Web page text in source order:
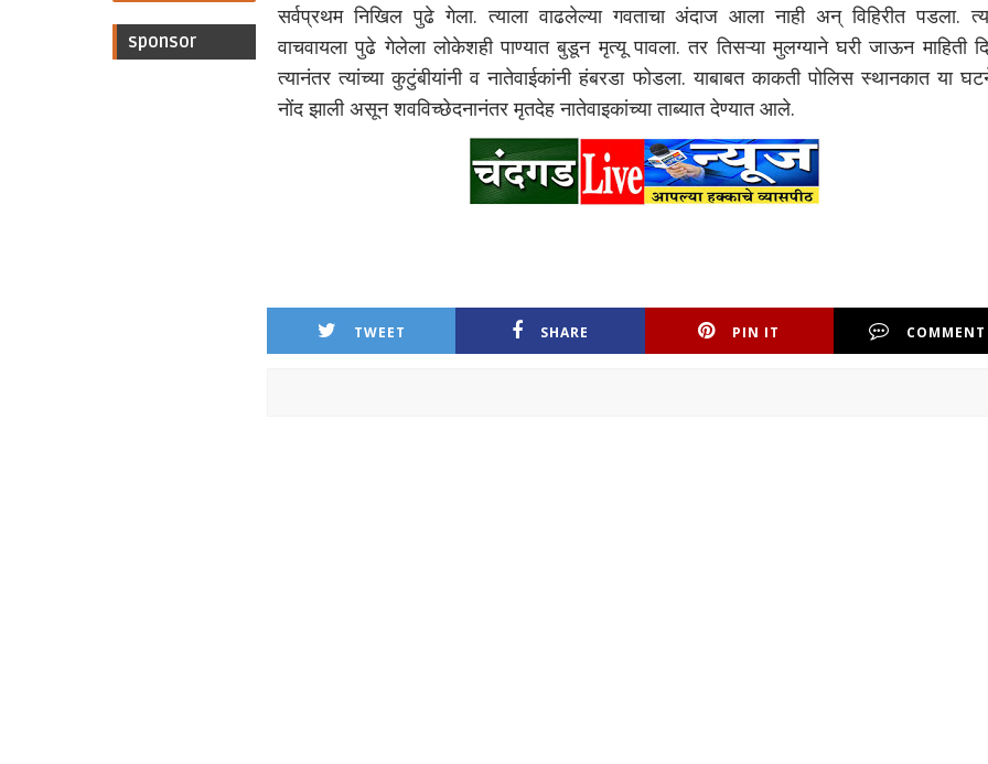
sponsor
सर्वप्रथम निखिल पुढे गेला. त्याला वाढलेल्या गवताचा अंदाज आला नाही अन् विहिरीत पडला.
वाचवायला पुढे गेलेला लोकेशही पाण्यात बुडून मृत्यू पावला. तर तिसऱ्या मुलग्याने घरी जाऊन माहिती
त्यानंतर त्यांच्या कुटुंबीयांनी व नातेवाईकांनी हंबरडा फोडला. याबाबत काकती पोलिस स्थानकात या
नोंद झाली असून शवविच्छेदनानंतर मृतदेह नातेवाइकांच्या ताब्यात देण्यात आले.
TWEET SHARE PIN IT COMMENT